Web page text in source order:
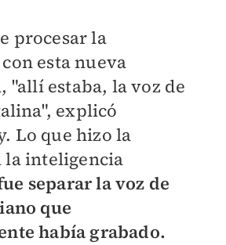
procesar la
esta nueva
"allí estaba, la voz de
explicó
Lo que hizo la
la inteligencia
separar la voz de
que
había grabado.